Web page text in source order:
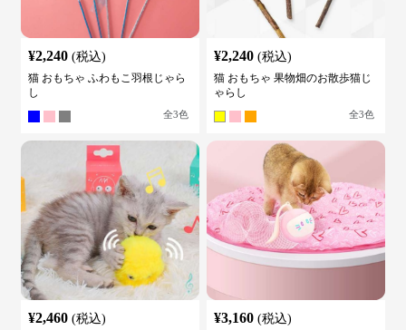
¥2,240 (税込)
猫 おもちゃ ふわもこ羽根じゃら
し
全3色
¥2,240 (税込)
猫 おもちゃ 果物畑のお散歩猫じ
ゃらし
全3色
¥2,460 (税込) ¥3,160 (税込)